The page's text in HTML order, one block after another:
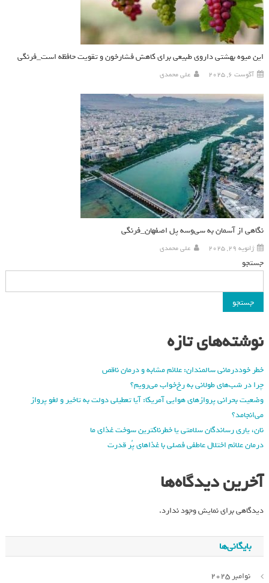
این میوه بهشتی داروی طبیعی برای کاهش فشارخون و تقویت حافظه است_فرنگی
آگوست 6, 2025 علی محمدی
نگاهی از آسمان به سی‌و‌سه پل اصفهان_فرنگی
ژانویه 29, 2025 علی محمدی
جستجو
جستجو
نوشته‌های تازه
خطر خوددرمانی سالمندان: علائم مشابه و درمان ناقص
چرا در شب‌های طولانی به رخ‌خواب می‌رویم؟
وضعیت بحرانی پروازهای هوایی آمریکا: آیا تعطیلی دولت به تاخیر و لغو پرواز
می‌انجامد؟
نان، یاری رساندگان سلامتی یا خطرناکترین سوخت غذای ما
درمان علائم اختلال عاطفی فصلی با غذاهای پُر قدرت
آخرین دیدگاه‌ها
دیدگاهی برای نمایش وجود ندارد.
بایگانی‌ها
نوامبر 2025